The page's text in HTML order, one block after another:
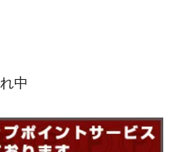
中